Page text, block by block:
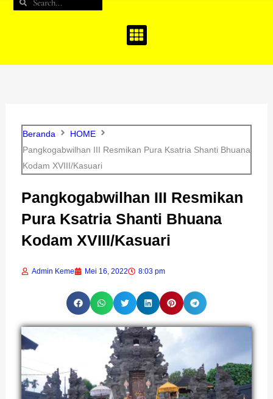
Beranda
HOME
Pangkogabwilhan III Resmikan Pura Ksatria Shanti Bhuana
Kodam XVIII/Kasuari
Pangkogabwilhan III Resmikan
Pura Ksatria Shanti Bhuana
Kodam XVIII/Kasuari
Admin Keme Mei 16, 2022 8:03 pm